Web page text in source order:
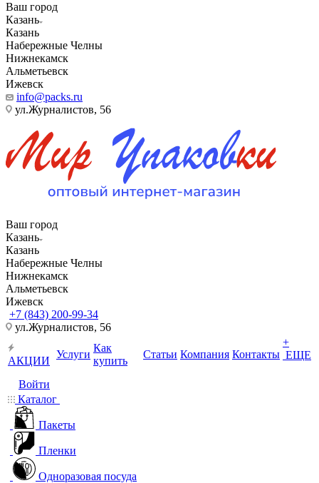
Ваш город
Казань
Казань
Набережные Челны
Нижнекамск
Альметьевск
Ижевск
info@packs.ru
ул.Журналистов, 56
Ваш город
Казань
Казань
Набережные Челны
Нижнекамск
Альметьевск
Ижевск
+7 (843) 200-99-34
ул.Журналистов, 56
АКЦИИ
Услуги
Как
купить
Статьи Компания Контакты
+
ЕЩЕ
Войти
Каталог
Пакеты
Пленки
Одноразовая посуда